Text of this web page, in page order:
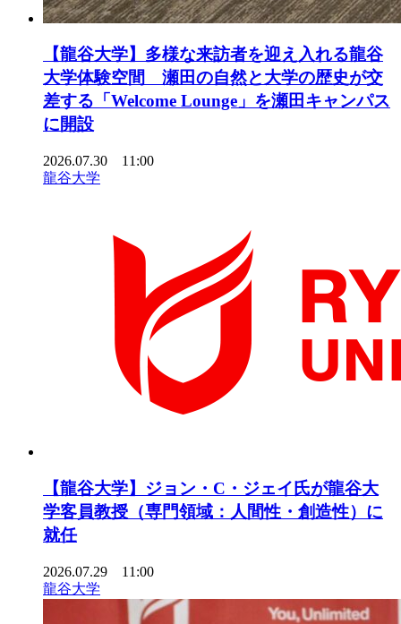
【龍谷大学】多様な来訪者を迎え入れる龍谷
大学体験空間 瀬田の自然と大学の歴史が交
差する「Welcome Lounge」を瀬田キャンパス
に開設
2026.07.30 11:00
龍谷大学
【龍谷大学】ジョン・C・ジェイ氏が龍谷大
学客員教授（専門領域：人間性・創造性）に
就任
2026.07.29 11:00
龍谷大学